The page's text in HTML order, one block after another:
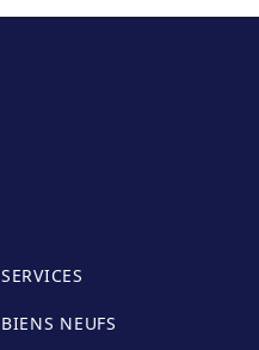
SERVICES
BIENS NEUFS